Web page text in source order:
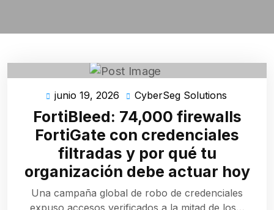
junio 19, 2026 junio
19,
2026
CyberSeg Solutions
Solutions
FortiBleed: 74,000 firewalls
FortiGate con credenciales
filtradas y por qué tu
organización debe actuar hoy
Una campaña global de robo de credenciales